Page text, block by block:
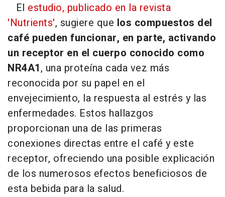
El estudio, publicado en la revista
'Nutrients', sugiere que los compuestos del
café pueden funcionar, en parte, activando
un receptor en el cuerpo conocido como
NR4A1, una proteína cada vez más
reconocida por su papel en el
envejecimiento, la respuesta al estrés y las
enfermedades. Estos hallazgos
proporcionan una de las primeras
conexiones directas entre el café y este
receptor, ofreciendo una posible explicación
de los numerosos efectos beneficiosos de
esta bebida para la salud.